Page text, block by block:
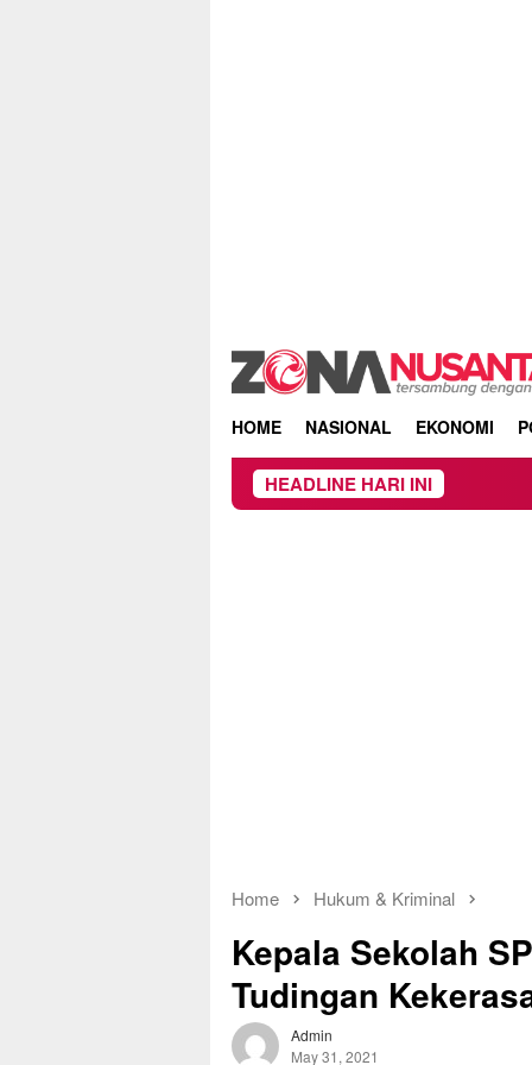
HOME NASIONAL EKONOMI
HEADLINE HARI INI
Home Hukum & Kriminal
Kepala Sekolah
Tudingan
Admin
May 31, 2021